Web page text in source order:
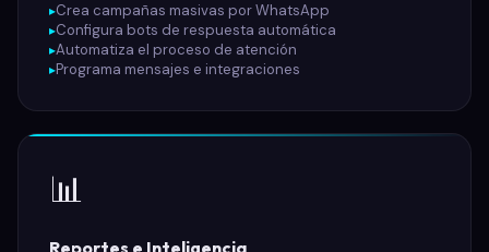
Crea campañas masivas por WhatsApp
Configura bots de respuesta automática
Automatiza el proceso de atención
Programa mensajes e integraciones
📊
Reportes e Inteligencia